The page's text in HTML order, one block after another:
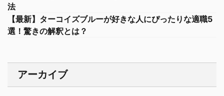
法
【最新】ターコイズブルーが好きな人にぴったりな適職5
選！驚きの解釈とは？
アーカイブ